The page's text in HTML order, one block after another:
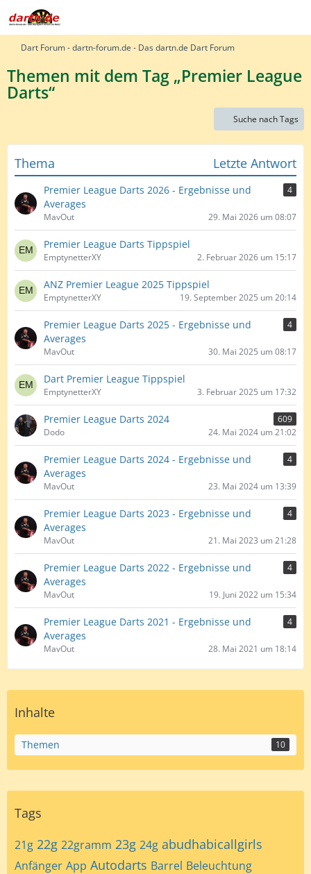
Dart Forum - dartn-forum.de - Das dartn.de Dart Forum
Themen mit dem Tag „Premier League
Darts“
Suche nach Tags
Thema Letzte Antwort
Premier League Darts 2026 - Ergebnisse und
Averages
4
MavOut 29. Mai 2026 um 08:07
Premier League Darts Tippspiel
EmptynetterXY 2. Februar 2026 um 15:17
ANZ Premier League 2025 Tippspiel
EmptynetterXY 19. September 2025 um 20:14
Premier League Darts 2025 - Ergebnisse und
Averages
4
MavOut 30. Mai 2025 um 08:17
Dart Premier League Tippspiel
EmptynetterXY 3. Februar 2025 um 17:32
Premier League Darts 2024
609
Dodo
24. Mai 2024 um 21:02
Premier League Darts 2024 - Ergebnisse und
Averages
4
MavOut 23. Mai 2024 um 13:39
Premier League Darts 2023 - Ergebnisse und
Averages
4
MavOut 21. Mai 2023 um 21:28
Premier League Darts 2022 - Ergebnisse und
Averages
4
MavOut 19. Juni 2022 um 15:34
Premier League Darts 2021 - Ergebnisse und
Averages
4
MavOut 28. Mai 2021 um 18:14
Inhalte
Themen 10
Tags
21g 22g 22gramm 23g 24g abudhabicallgirls
Anfänger App Autodarts Barrel Beleuchtung